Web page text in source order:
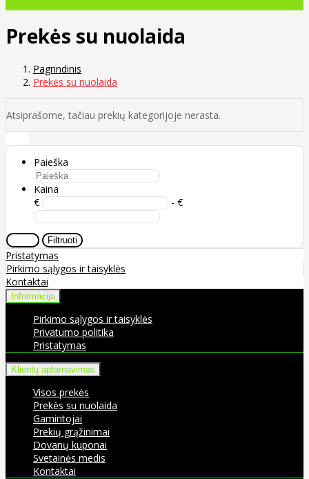
Prekės su nuolaida
Pagrindinis
Prekės su nuolaida
Atsiprašome, tačiau prekių kategorijoje nerasta.
Paieška
Kaina
€
- €
Filtruoti
Pristatymas
Pirkimo sąlygos ir taisyklės
Kontaktai
Informacija
Pirkimo sąlygos ir taisyklės
Privatumo politika
Pristatymas
Klientų aptarnavimas
Visos prekės
Prekės su nuolaida
Gamintojai
Prekių grąžinimai
Dovanų kuponai
Svetainės medis
Kontaktai